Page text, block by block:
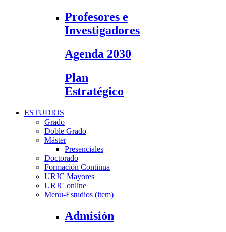
Profesores e
Investigadores
Agenda 2030
Plan
Estratégico
ESTUDIOS
Grado
Doble Grado
Máster
Presenciales
Doctorado
Formación Continua
URJC Mayores
URJC online
Menu-Estudios (item)
Admisión